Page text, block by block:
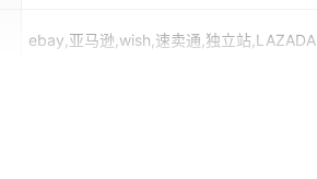
ebay,亚马逊,wish,速卖通,独立站,LAZADA